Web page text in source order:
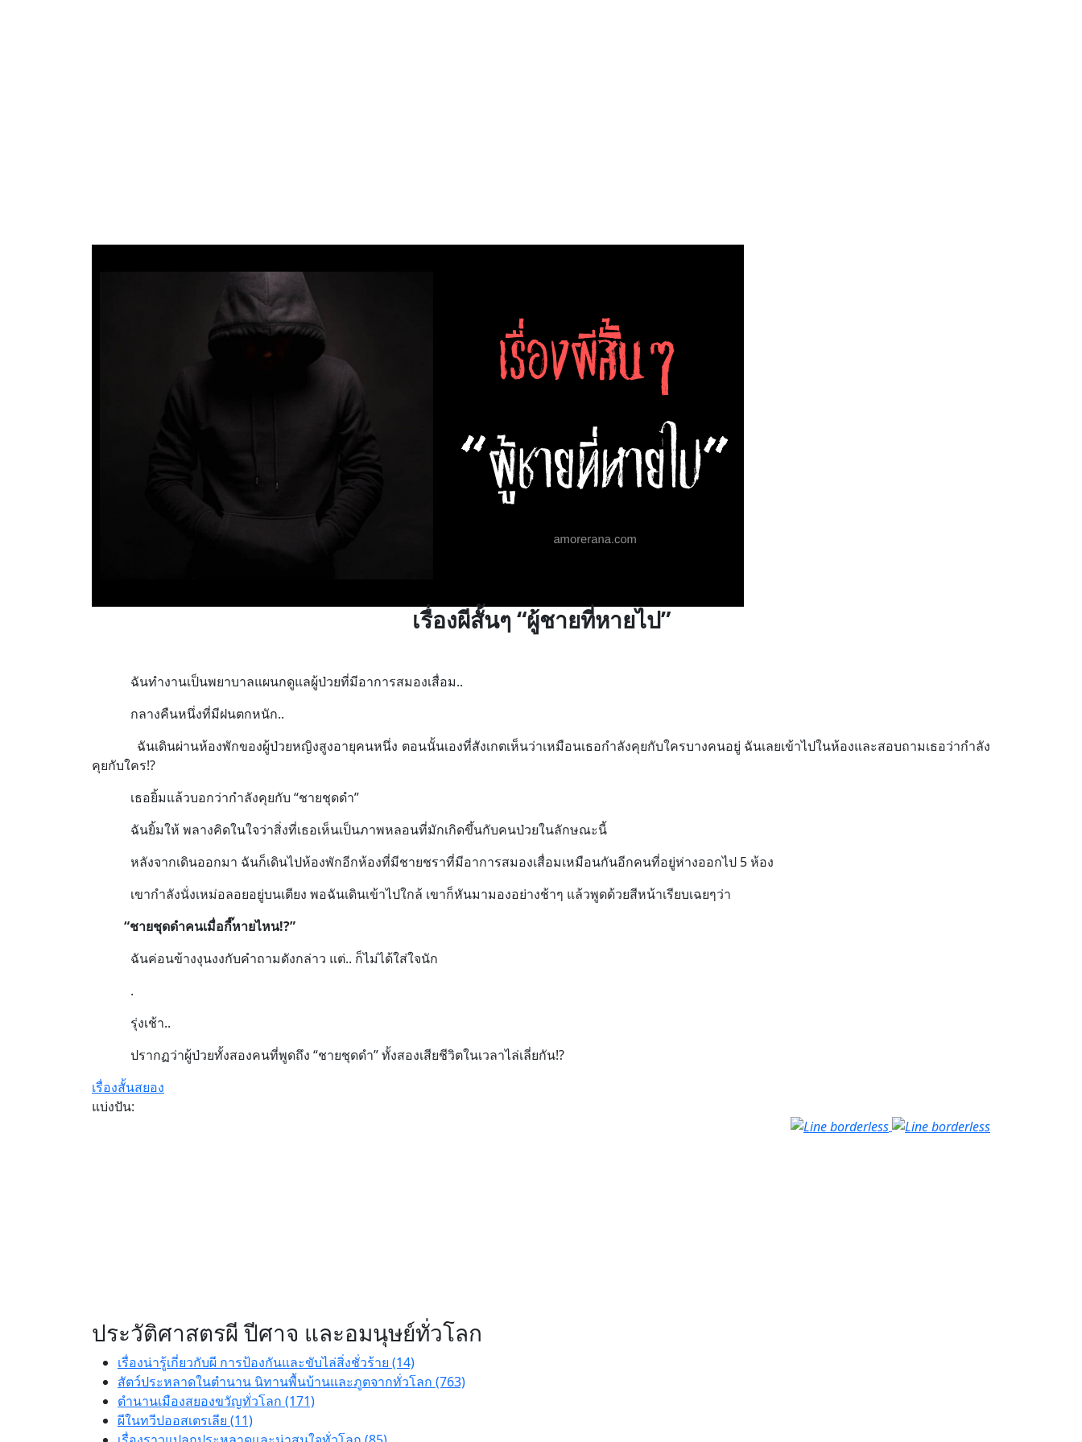
เรื่องผีสั้นๆ “ผู้ชายที่หายไป”
ฉันทำงานเป็นพยาบาลแผนกดูแลผู้ป่วยที่มีอาการสมองเสื่อม..
กลางคืนหนึ่งที่มีฝนตกหนัก..
ฉันเดินผ่านห้องพักของผู้ป่วยหญิงสูงอายุคนหนึ่ง ตอนนั้นเองที่สังเกตเห็นว่าเหมือนเธอกำลังคุยกับใครบางคนอยู่ ฉันเลยเข้าไปในห้องและสอบถามเธอว่ากำลัง
คุยกับใคร!?
เธอยิ้มแล้วบอกว่ากำลังคุยกับ “ชายชุดดำ”
ฉันยิ้มให้ พลางคิดในใจว่าสิ่งที่เธอเห็นเป็นภาพหลอนที่มักเกิดขึ้นกับคนป่วยในลักษณะนี้
หลังจากเดินออกมา ฉันก็เดินไปห้องพักอีกห้องที่มีชายชราที่มีอาการสมองเสื่อมเหมือนกันอีกคนที่อยู่ห่างออกไป 5 ห้อง
เขากำลังนั่งเหม่อลอยอยู่บนเตียง พอฉันเดินเข้าไปใกล้ เขาก็หันมามองอย่างช้าๆ แล้วพูดด้วยสีหน้าเรียบเฉยๆว่า
“ชายชุดดำคนเมื่อกี๊หายไหน!?”
ฉันค่อนข้างงุนงงกับคำถามดังกล่าว แต่.. ก็ไม่ได้ใส่ใจนัก
.
รุ่งเช้า..
ปรากฏว่าผู้ป่วยทั้งสองคนที่พูดถึง “ชายชุดดำ” ทั้งสองเสียชีวิตในเวลาไล่เลี่ยกัน!?
เรื่องสั้นสยอง
แบ่งปัน:
ประวัติศาสตรผี ปีศาจ และอมนุษย์ทั่วโลก
เรื่องน่ารู้เกี่ยวกับผี การป้องกันและขับไล่สิ่งชั่วร้าย (14)
สัตว์ประหลาดในตำนาน นิทานพื้นบ้านและภูตจากทั่วโลก (763)
ตำนานเมืองสยองขวัญทั่วโลก (171)
ผีในทวีปออสเตรเลีย (11)